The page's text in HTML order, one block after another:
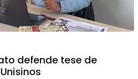
defende tese de